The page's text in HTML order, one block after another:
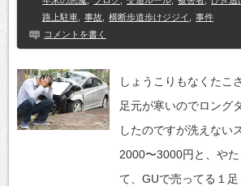
路上駐車
事故 横断歩道歩けジジイ
事件
コメントを書く
しょうこりもなくたこ
足元が寒いのでロング
したのですが洗えない
2000〜3000円と、や
て、GUで売ってる１